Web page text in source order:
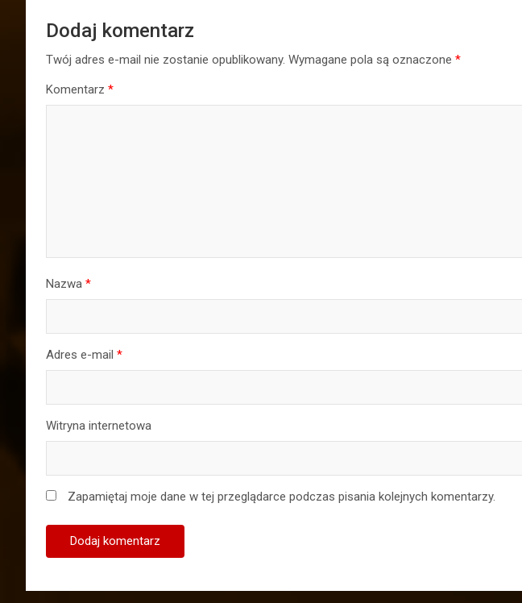
Dodaj komentarz
Twój adres e-mail nie zostanie opublikowany. Wymagane pola są oznaczone *
Komentarz *
Nazwa *
Adres e-mail *
Witryna internetowa
Zapamiętaj moje dane w tej przeglądarce podczas pisania kolejnych komentarzy.